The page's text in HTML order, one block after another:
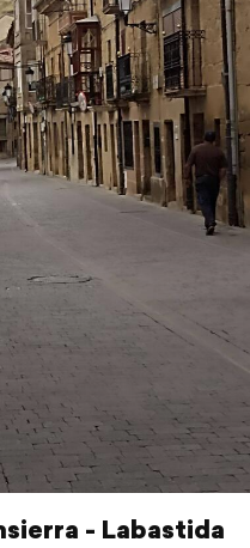
- Labastida